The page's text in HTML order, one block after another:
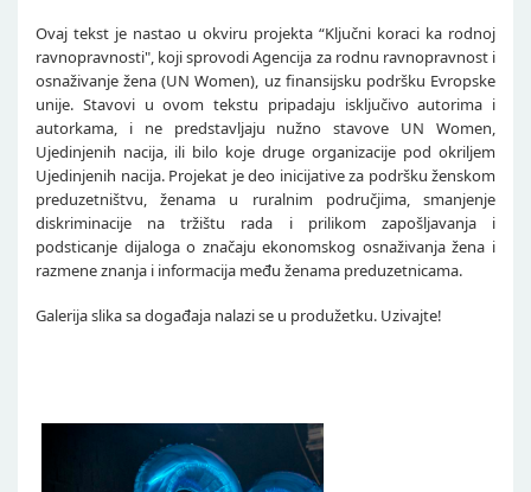
Ovaj tekst je nastao u okviru projekta “Ključni koraci ka rodnoj
ravnopravnosti", koji sprovodi Agencija za rodnu ravnopravnost i
osnaživanje žena (UN Women), uz finansijsku podršku Evropske
unije. Stavovi u ovom tekstu pripadaju isključivo autorima i
autorkama, i ne predstavljaju nužno stavove UN Women,
Ujedinjenih nacija, ili bilo koje druge organizacije pod okriljem
Ujedinjenih nacija. Projekat je deo inicijative za podršku ženskom
preduzetništvu, ženama u ruralnim područjima, smanjenje
diskriminacije na tržištu rada i prilikom zapošljavanja i
podsticanje dijaloga o značaju ekonomskog osnaživanja žena i
razmene znanja i informacija među ženama preduzetnicama.
Galerija slika sa događaja nalazi se u produžetku. Uzivajte!